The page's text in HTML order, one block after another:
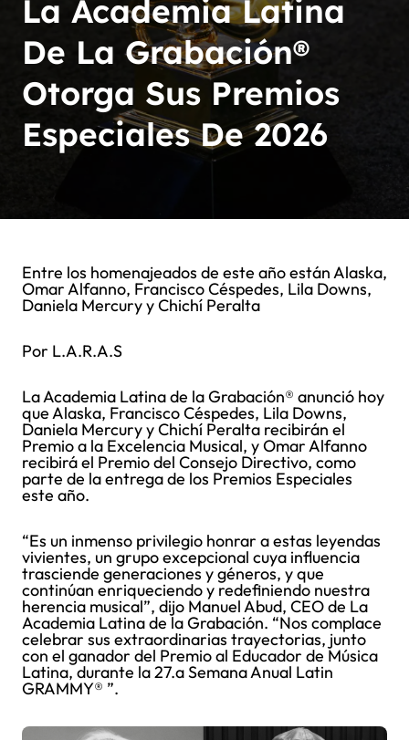
La Academia Latina
De La Grabación®
Otorga Sus Premios
Especiales De 2026
Entre los homenajeados de este año están Alaska,
Omar Alfanno, Francisco Céspedes, Lila Downs,
Daniela Mercury y Chichí Peralta
Por L.A.R.A.S
La Academia Latina de la Grabación® anunció hoy
que Alaska, Francisco Céspedes, Lila Downs,
Daniela Mercury y Chichí Peralta recibirán el
Premio a la Excelencia Musical, y Omar Alfanno
recibirá el Premio del Consejo Directivo, como
parte de la entrega de los Premios Especiales
este año.
“Es un inmenso privilegio honrar a estas leyendas
vivientes, un grupo excepcional cuya influencia
trasciende generaciones y géneros, y que
continúan enriqueciendo y redefiniendo nuestra
herencia musical”, dijo Manuel Abud, CEO de La
Academia Latina de la Grabación. “Nos complace
celebrar sus extraordinarias trayectorias, junto
con el ganador del Premio al Educador de Música
Latina, durante la 27.a Semana Anual Latin
GRAMMY® ”.